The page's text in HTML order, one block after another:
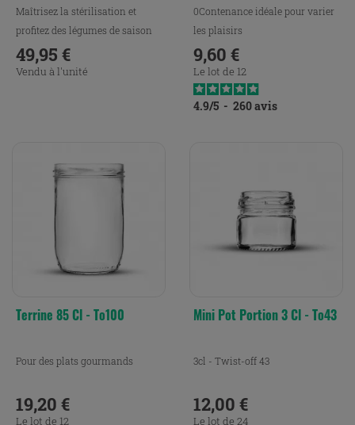
Maîtrisez la stérilisation et
profitez des légumes de saison
pour préparer de...
Prix
49,95 €
Vendu à l'unité
0Contenance idéale pour varier
les plaisirs
Prix
9,60 €
Le lot de 12
4.9/5 - 260avis
Terrine 85 Cl - To100
Pour des plats gourmands
Prix
19,20 €
Le lot de 12
Mini Pot Portion 3 Cl - To43
3cl - Twist-off 43
Prix
12,00 €
Le lot de 24